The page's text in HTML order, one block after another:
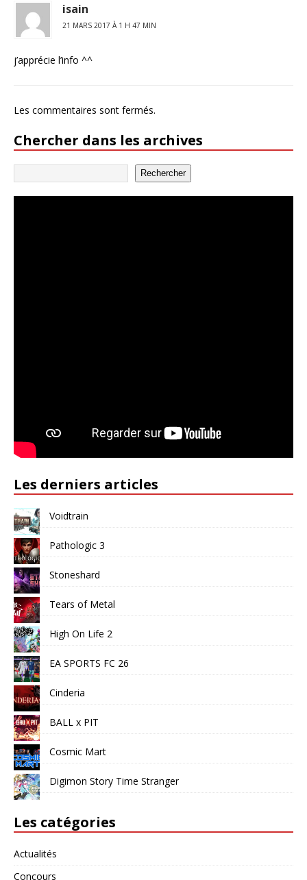
isain
21 MARS 2017 À 1 H 47 MIN
j’apprécie l’info ^^
Les commentaires sont fermés.
Chercher dans les archives
Rechercher
Les derniers articles
Voidtrain
Pathologic 3
Stoneshard
Tears of Metal
High On Life 2
EA SPORTS FC 26
Cinderia
BALL x PIT
Cosmic Mart
Digimon Story Time Stranger
Les catégories
Actualités
Concours